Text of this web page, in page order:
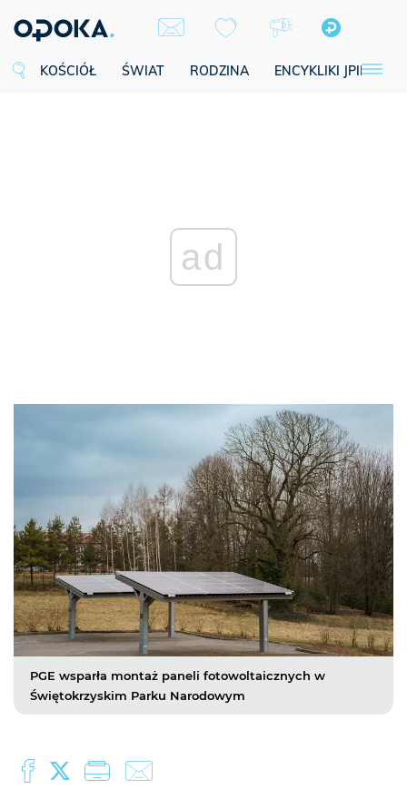
KOŚCIÓŁ ŚWIAT RODZINA ENCYKLIKI JPII
ad
PGE wsparła montaż paneli fotowoltaicznych w
Świętokrzyskim Parku Narodowym